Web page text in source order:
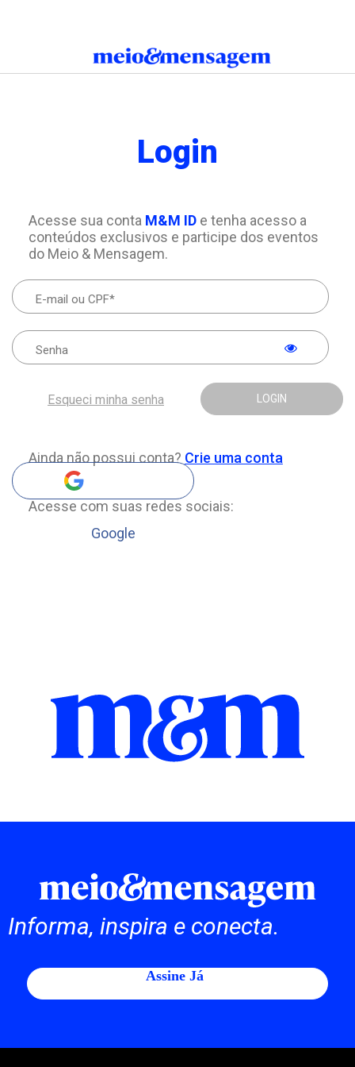
Login
Acesse sua conta M&M IDe tenha acesso a
conteúdos exclusivos e participe dos eventos
do Meio & Mensagem.
LOGIN
Esqueci minha senha
Ainda não possui conta? Crie uma conta
Acesse com suas redes sociais:
Google
Informa, inspira e conecta.
Assine Já